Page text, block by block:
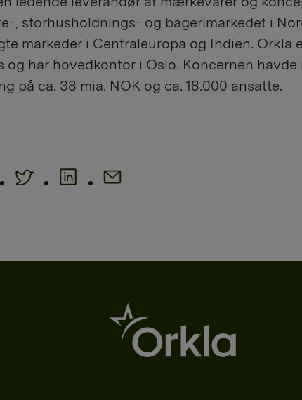
, storhusholdnings- og bagerimarkedet i
markeder i Centraleuropa og Indien. Orkla
og har hovedkontor i Oslo. Koncernen havde
på ca. 38 mia. NOK og ca. 18.000 ansatte.